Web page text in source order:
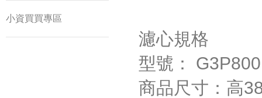
小資買買專區
濾心規格
型號：
商品尺寸：高